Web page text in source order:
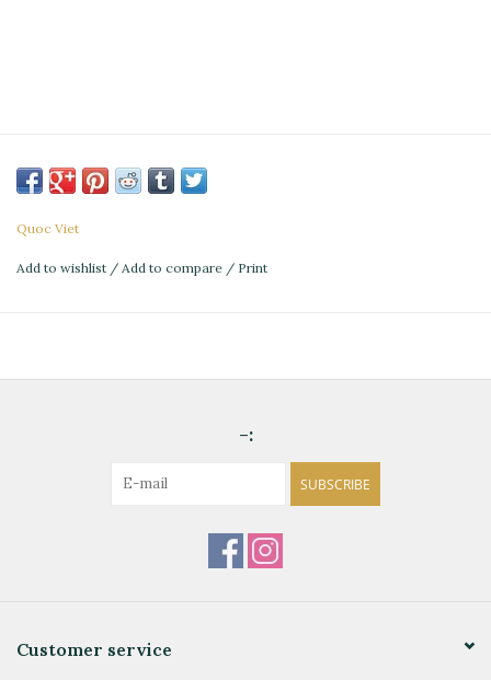
Quoc Viet
Add to wishlist / Add to compare / Print
-:
SUBSCRIBE
Customer service